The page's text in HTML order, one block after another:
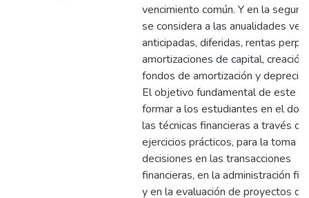
vencimiento común. Y en la
se considera a las anualidades
anticipadas, diferidas, rentas
amortizaciones de capital, creación
fondos de amortización y
El objetivo fundamental de este
formar a los estudiantes en el
las técnicas financieras a través de
ejercicios prácticos, para la toma
decisiones en las transacciones
financieras, en la administración
y en la evaluación de proyectos de